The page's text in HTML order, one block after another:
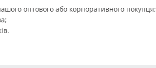
оптового або корпоративного покупця;